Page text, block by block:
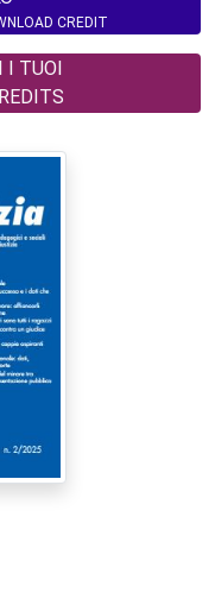
CREDIT
I TUOI